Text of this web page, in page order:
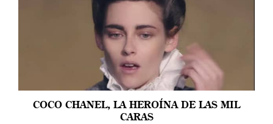
COCO CHANEL, LA HEROÍNA DE LAS MIL
CARAS